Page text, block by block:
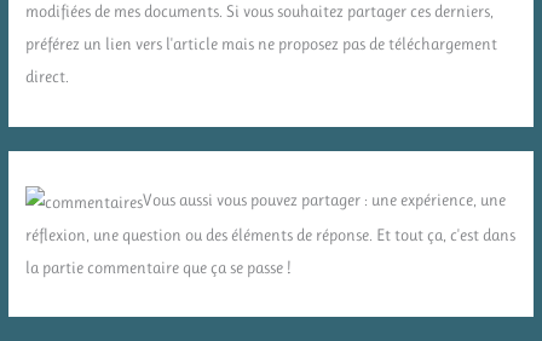
modifiées de mes documents. Si vous souhaitez partager ces derniers,
préférez un lien vers l'article mais ne proposez pas de téléchargement
direct.
Vous aussi vous pouvez partager : une expérience, une
réflexion, une question ou des éléments de réponse. Et tout ça, c'est dans
la partie commentaire que ça se passe !